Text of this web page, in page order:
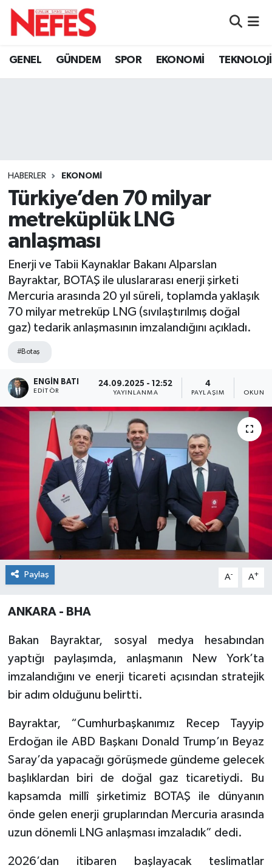
GENEL GÜNDEM SPOR EKONOMİ TEKNOLOJİ
HABERLER EKONOMİ
Türkiye’den 70 milyar
metreküplük LNG
anlaşması
Enerji ve Tabii Kaynaklar Bakanı Alparslan
Bayraktar, BOTAŞ ile uluslararası enerji şirketi
Mercuria arasında 20 yıl süreli, toplamda yaklaşık
70 milyar metreküp LNG (sıvılaştırılmış doğal
gaz) tedarik anlaşmasının imzalandığını açıkladı.
#Botaş
ENGIN BATI
EDITÖR
24.09.2025 - 12:52
YAYINLANMA
4
PAYLAŞIM
Paylaş A- A+
ANKARA - BHA
Bakan Bayraktar, sosyal medya hesabından
yaptığı paylaşımda, anlaşmanın New York’ta
imzalandığını ve enerji ticareti açısından stratejik
bir adım olduğunu belirtti.
Bayraktar, “Cumhurbaşkanımız Recep Tayyip
Erdoğan ile ABD Başkanı Donald Trump’ın Beyaz
Saray’da yapacağı görüşmede gündeme gelecek
başlıklardan biri de doğal gaz ticaretiydi. Bu
kapsamda millî şirketimiz BOTAŞ ile dünyanın
önde gelen enerji gruplarından Mercuria arasında
uzun dönemli LNG anlaşması imzaladık” dedi.
2026’dan itibaren başlayacak teslimatlar
Hava Durumu
Süper Lig Puan Durumu ve Fikstür
Tüm Manşetler
Son Dakika Haberleri
Haber Arşivi